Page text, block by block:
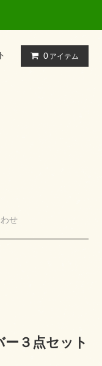
0 アイテム
せ
３点セット